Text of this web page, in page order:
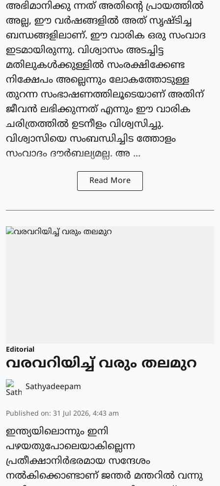
അഭിമാനിക്കു ന്നത് അതിന്റെ പ്രായത്തിൽ
അല്ല, ഈ വർഷങ്ങളിൽ അത് സൃഷ്ടിച്ച
ബന്ധങ്ങളിലാണ്. ഈ വാരിക ഒരു സംവാദ
ഇടമായിരുന്നു. വിശ്വാസം അടച്ചിട്ട
മതിലുകൾക്കുള്ളിൽ സംരക്ഷിക്കേണ്ട
നിക്ഷേപം അല്ലെന്നും ലോകത്തോടുള്ള
തുറന്ന സംഭാഷണത്തിലൂടെയാണ് അതിന്
ജീവൻ ലഭിക്കുന്നത് എന്നും ഈ വാരിക
ചരിത്രത്തിൽ ഉടനീളം വിശ്വസിച്ചു.
വിശ്വാസിയെ സംബന്ധിച്ചിട ത്തോളം
സംവാദം ദൗർബല്യമല്ല. അ ...
Read More
Editorial
വരവറിയിച്ച് വരും തലമുറ
Sathyadeepam
Published on: 31 Jul 2026, 4:43 am
ഇന്ത്യയിലൊന്നും ഇനി
പഴയതുപോലെയാകില്ലെന്ന
പ്രതീക്ഷാനിർഭരമായ സന്ദേശം
നൽകിക്കൊണ്ടാണ് ജന്തർ മന്തറിൽ വന്നു